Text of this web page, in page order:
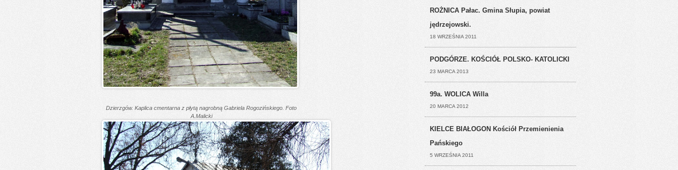
Dzierzgów. Kaplica cmentarna z płytą nagrobną Gabriela Rogozińskiego. Foto
A.Malicki
ROŻNICA Pałac. Gmina Słupia, powiat
jędrzejowski.
18 WRZEŚNIA 2011
PODGÓRZE. KOŚCIÓŁ POLSKO- KATOLICKI
23 MARCA 2013
99a. WOLICA Willa
20 MARCA 2012
KIELCE BIAŁOGON Kościół Przemienienia
Pańskiego
5 WRZEŚNIA 2011